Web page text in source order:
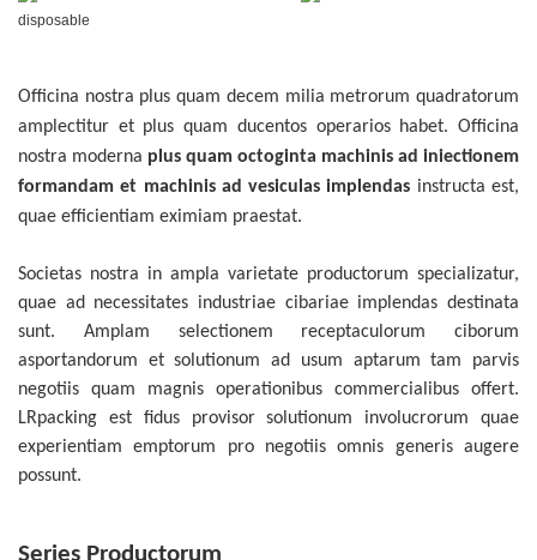
Officina nostra plus quam decem milia metrorum quadratorum
amplectitur et plus quam ducentos operarios habet. Officina
nostra moderna plus quam octoginta machinis ad iniectionem
formandam et machinis ad vesiculas implendas instructa est,
quae efficientiam eximiam praestat.
Societas nostra in ampla varietate productorum specializatur,
quae ad necessitates industriae cibariae implendas destinata
sunt. Amplam selectionem receptaculorum ciborum
asportandorum et solutionum ad usum aptarum tam parvis
negotiis quam magnis operationibus commercialibus offert.
LRpacking est fidus provisor solutionum involucrorum quae
experientiam emptorum pro negotiis omnis generis augere
possunt.
Series Productorum